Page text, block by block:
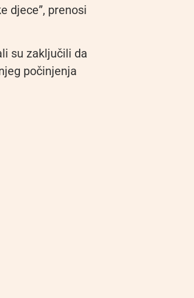
djece”, prenosi
su zaključili da
počinjenja